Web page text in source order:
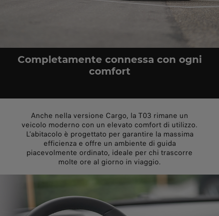
Completamente connessa con ogni
comfort
Anche nella versione Cargo, la T03 rimane un
veicolo moderno con un elevato comfort di utilizzo.
L’abitacolo è progettato per garantire la massima
efficienza e offre un ambiente di guida
piacevolmente ordinato, ideale per chi trascorre
molte ore al giorno in viaggio.